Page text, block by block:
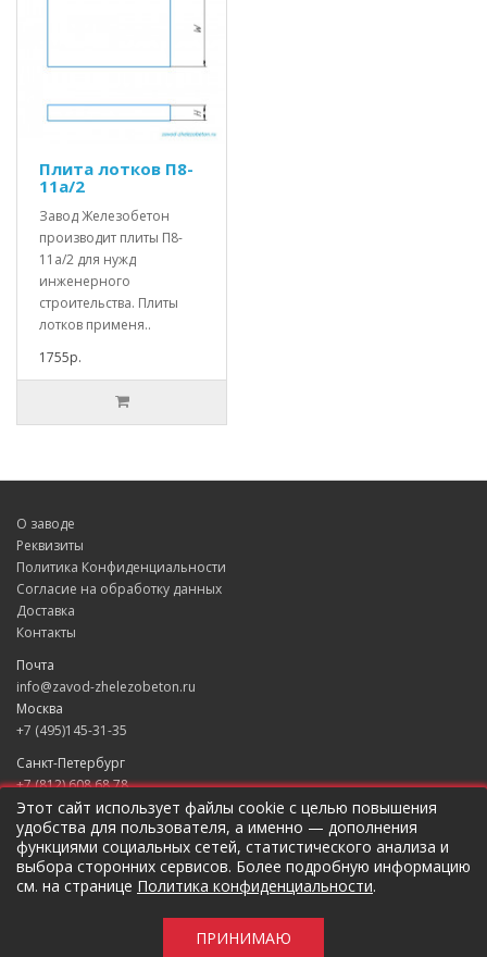
Плита лотков П8-
11а/2
Завод Железобетон
производит плиты П8-
11а/2 для нужд
инженерного
строительства. Плиты
лотков применя..
1755р.
О заводе
Реквизиты
Политика Конфиденциальности
Согласие на обработку данных
Доставка
Контакты
Почта
info@zavod-zhelezobeton.ru
Москва
+7 (495)145-31-35
Санкт-Петербург
+7 (812) 608 68 78
Екатеринбург
+7 (343) 235 49 31
Краснодар
+7 (861) 205 79 37
Этот сайт использует файлы cookie с целью повышения
удобства для пользователя, а именно — дополнения
функциями социальных сетей, статистического анализа и
выбора сторонних сервисов. Более подробную информацию
см. на странице Политика конфиденциальности.
ПРИНИМАЮ